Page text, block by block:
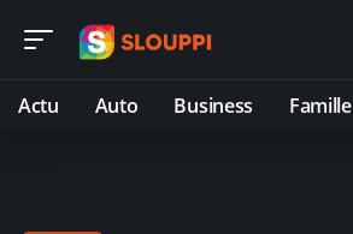
Actu Auto Business Famille